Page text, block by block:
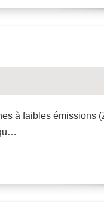
à faibles émissions